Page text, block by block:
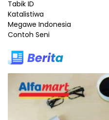
Tabik ID
Katalistiwa
Megawe Indonesia
Contoh Seni